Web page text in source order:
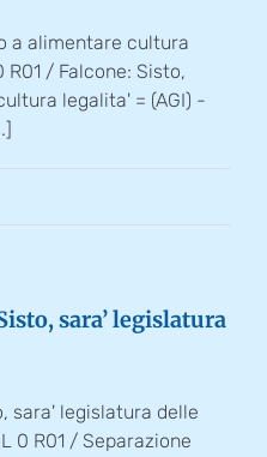
a alimentare cultura
R01 / Falcone: Sisto,
legalita' = (AGI) -
sara’ legislatura
sara' legislatura delle
0 R01 / Separazione